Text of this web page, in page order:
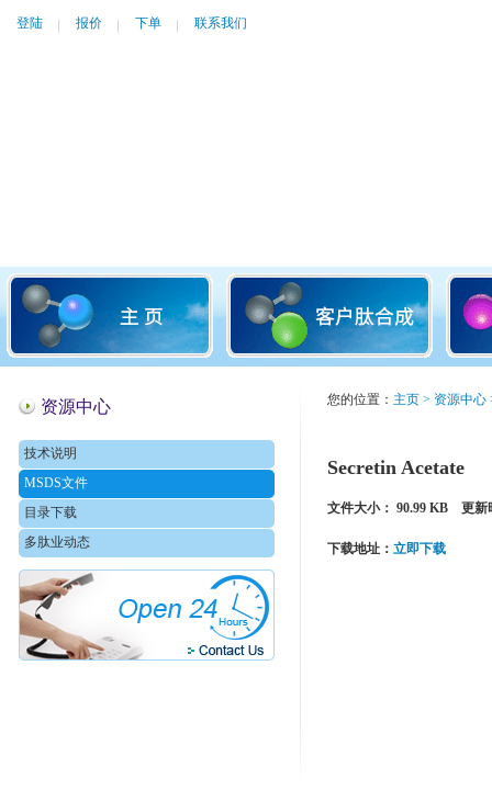
登陆 报价 下单 联系我们
资源中心
技术说明
MSDS文件
目录下载
多肽业动态
您的位置： 主页> 资源中心
Secretin Acetate
文件大小： 90.99 KB 更
下载地址： 立即下载